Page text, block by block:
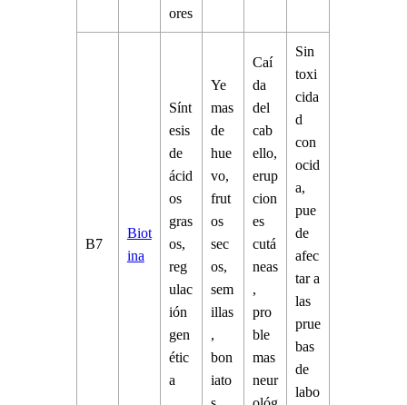
ores
B7
Biot
ina
Sínt
esis
de
ácid
os
gras
os,
reg
ulac
ión
gen
étic
a
Ye
mas
de
hue
vo,
frut
os
sec
os,
sem
illas
,
bon
iato
Caí
da
del
cab
ello,
erup
cion
es
cutá
neas
,
pro
ble
mas
neur
Sin
toxi
cida
d
con
ocid
a,
pue
de
afec
tar a
las
prue
bas
de
labo